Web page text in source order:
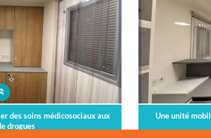
des soins médicosociaux aux
drogues
Une unité